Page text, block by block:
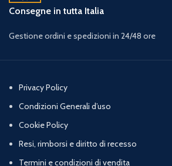
Consegne in tutta Italia
Gestione ordini e spedizioni in 24/48 ore
Privacy Policy
Condizioni Generali d’uso
Cookie Policy
Resi, rimborsi e diritto di recesso
Termini e condizioni di vendita